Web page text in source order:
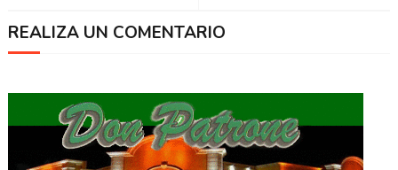
REALIZA UN COMENTARIO